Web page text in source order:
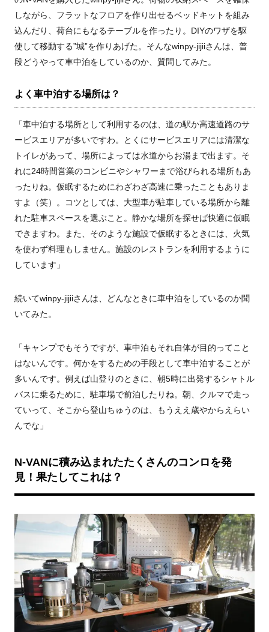
しながら、フラットなフロアを作り出せるベッドキットを組み
込んだり、荷台にもなるテーブルを作ったり。DIYのワザを駆
使して移動する”城”を作りあげた。そんなwinpy-jijiiさんは、普
段どうやって車中泊をしているのか、質問してみた。
よく車中泊する場所は？
「車中泊する場所として利用するのは、道の駅か高速道路のサ
ービスエリアが多いですわ。とくにサービスエリアには清潔な
トイレがあって、場所によっては水道からお湯まで出ます。そ
れに24時間営業のコンビニやシャワーまで浴びられる場所もあ
ったりね。仮眠するためにわざわざ高速に乗ったこともありま
すよ（笑）。コツとしては、大型車が駐車している場所から離
れた駐車スペースを選ぶこと。静かな場所を探せば快適に仮眠
できますわ。また、そのような施設で仮眠するときには、火気
を使わず料理もしません。施設のレストランを利用するように
しています」
続いてwinpy-jijiiさんは、どんなときに車中泊をしているのか聞
いてみた。
「キャンプでもそうですが、車中泊もそれ自体が目的ってこと
はないんです。何かをするための手段として車中泊することが
多いんです。例えば山登りのときに、朝5時に出発するシャトル
バスに乗るために、駐車場で前泊したりね。朝、クルマで走っ
ていって、そこから登山ちゅうのは、もうええ歳やからえらい
んでな」
N-VANに積み込まれたたくさんのコンロを発
見！果たしてこれは？